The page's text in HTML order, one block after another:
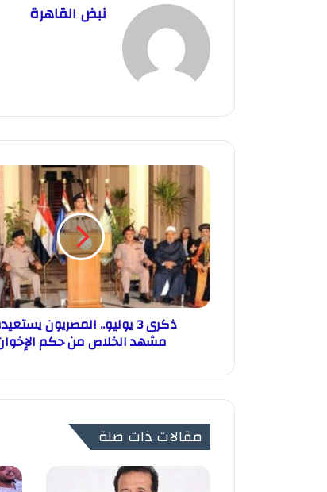
نبض القاهرة
ذكرى 3 يوليو.. المصريون
مشهد الخلاص من حكم
مقالات ذات صلة